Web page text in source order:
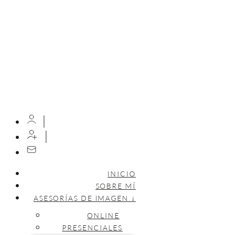
INICIO
SOBRE MÍ
ASESORÍAS DE IMAGEN ↓
ONLINE
PRESENCIALES